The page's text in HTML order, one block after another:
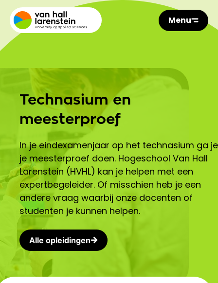
Menu
Technasium en
meesterproef
In je eindexamen­jaar op het technasium ga je
je meesterproef doen. Hogeschool Van Hall
Larenstein (HVHL) kan je helpen met een
expertbegeleider. Of misschien heb je een
andere vraag waarbij onze docenten of
studenten je kunnen helpen.
Alle opleidingen